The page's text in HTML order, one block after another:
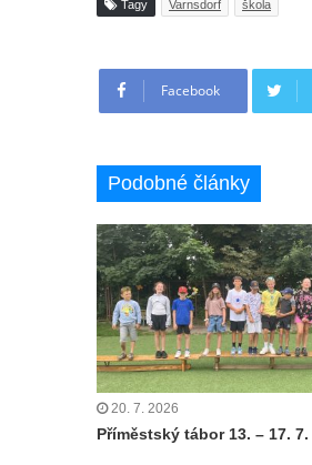
Tagy Varnsdorf škola
Facebook
Podobné články
20. 7. 2026
Příměstský tábor 13. – 17. 7.